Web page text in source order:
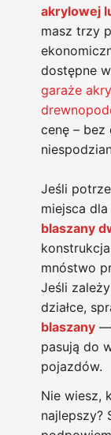
akrylowej
masz trzy
dostępne
garaże
cenę –
Jeśli
miejsca
blaszany
mnóstwo
Jeśli
działce,
blaszany —
pasują do
pojazdów.
Nie wiesz,
najlepszy?